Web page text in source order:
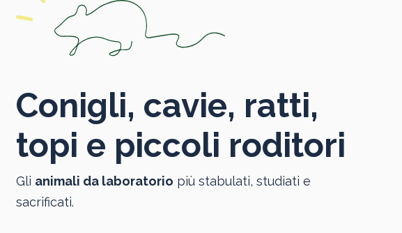
Conigli, cavie, ratti,
topi e piccoli roditori
Gli animali da laboratorio più stabulati, studiati e
sacrificati.